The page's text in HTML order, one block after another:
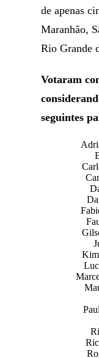
de apenas
Maranhão,
Rio Grande
Votaram
seguintes